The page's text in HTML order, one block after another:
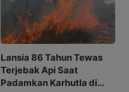
Lansia 86 Tahun Tewas
Terjebak Api Saat
Padamkan Karhutla di